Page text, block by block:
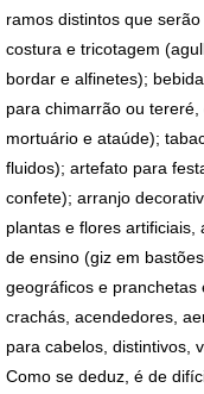
ramos distintos que
costura e tricotagem
bordar e alfinetes);
para chimarrão ou
mortuário e ataúde);
fluidos); artefato para
confete); arranjo
plantas e flores
de ensino (giz em
geográficos e pranchetas
crachás, acendedores,
para cabelos, distintivos,
Como se deduz, é de